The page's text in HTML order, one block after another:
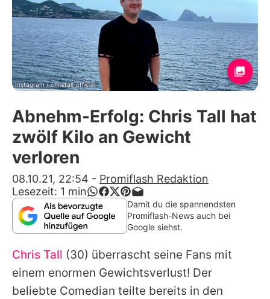
Filme & Serien
Lifestyle
Familie & Liebe
Promiflash Exklusiv
Alle Themen auf Promiflash
App runterladen
Team
Redaktionelle Richtlinien
Impressum
Datenschutzerklärung
Instagram / christall_official
Abnehm-Erfolg: Chris Tall hat
zwölf Kilo an Gewicht
verloren
08.10.21, 22:54 - Promiflash Redaktion
Lesezeit: 1 min
Damit du die spannendsten
Promiflash-News auch bei
Google siehst.
Chris Tall (30) überrascht seine Fans mit
einem enormen Gewichtsverlust! Der
beliebte Comedian teilte bereits in den